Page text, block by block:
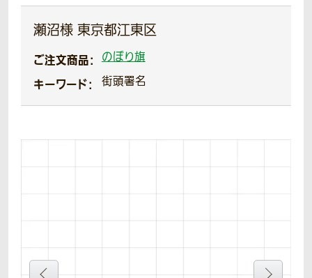
瀬沼様 東京都江東区
ご注文商品： のぼり旗
キーワード： 街頭署名